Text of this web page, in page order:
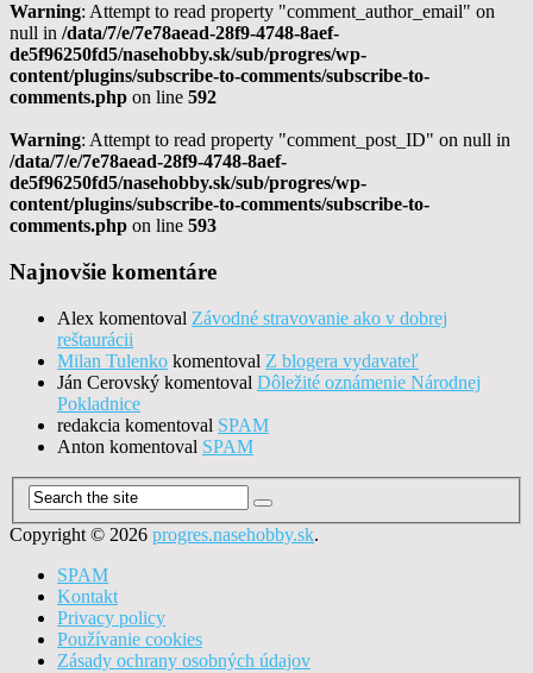
Warning: Attempt to read property "comment_author_email" on
null in /data/7/e/7e78aead-28f9-4748-8aef-
de5f96250fd5/nasehobby.sk/sub/progres/wp-
content/plugins/subscribe-to-comments/subscribe-to-
comments.php on line 592
Warning: Attempt to read property "comment_post_ID" on null in
/data/7/e/7e78aead-28f9-4748-8aef-
de5f96250fd5/nasehobby.sk/sub/progres/wp-
content/plugins/subscribe-to-comments/subscribe-to-
comments.php on line 593
Najnovšie komentáre
Alex komentoval Závodné stravovanie ako v dobrej
reštaurácii
Milan Tulenko komentoval Z blogera vydavateľ
Ján Cerovský komentoval Dôležité oznámenie Národnej
Pokladnice
redakcia komentoval SPAM
Anton komentoval SPAM
Copyright © 2026 progres.nasehobby.sk.
SPAM
Kontakt
Privacy policy
Používanie cookies
Zásady ochrany osobných údajov